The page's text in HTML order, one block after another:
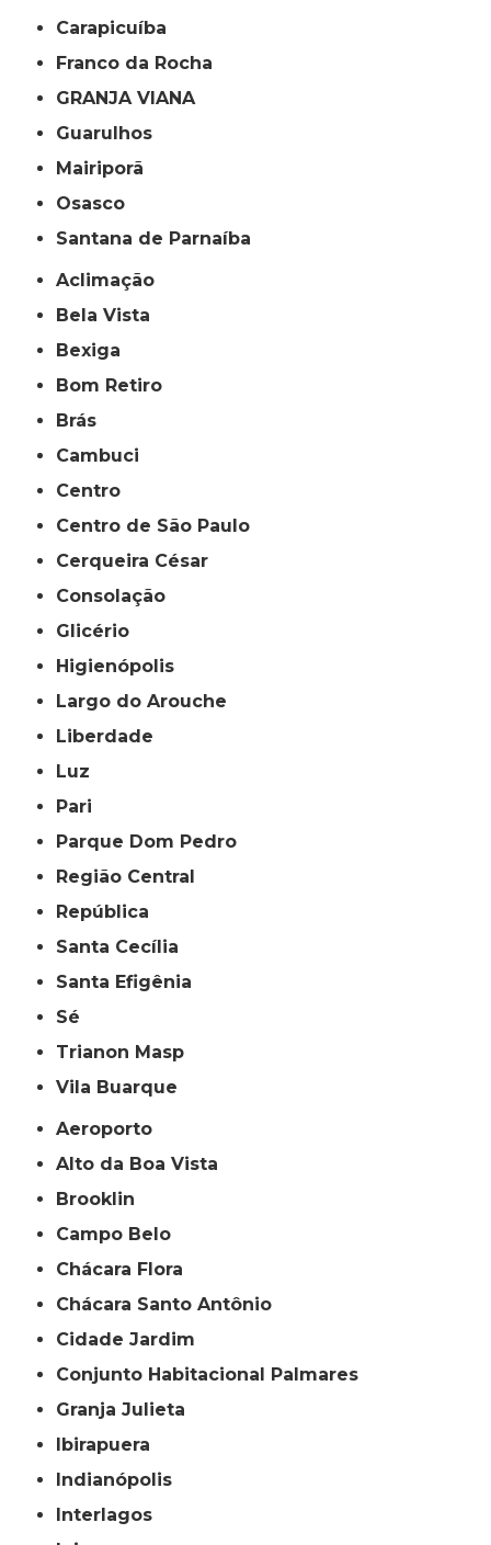
Carapicuíba
Franco da Rocha
GRANJA VIANA
Guarulhos
Mairiporã
Osasco
Santana de Parnaíba
Aclimação
Bela Vista
Bexiga
Bom Retiro
Brás
Cambuci
Centro
Centro de São Paulo
Cerqueira César
Consolação
Glicério
Higienópolis
Largo do Arouche
Liberdade
Luz
Pari
Parque Dom Pedro
Região Central
República
Santa Cecília
Santa Efigênia
Sé
Trianon Masp
Vila Buarque
Aeroporto
Alto da Boa Vista
Brooklin
Campo Belo
Chácara Flora
Chácara Santo Antônio
Cidade Jardim
Conjunto Habitacional Palmares
Granja Julieta
Ibirapuera
Indianópolis
Interlagos